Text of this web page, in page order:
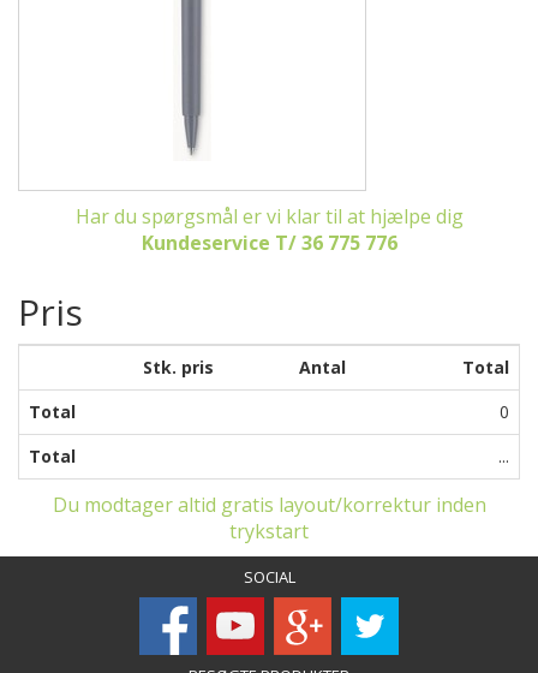
Har du spørgsmål er vi klar til at hjælpe dig
Kundeservice T/ 36 775 776
Pris
Stk. pris Antal
Total
Total
0
Total
...
Du modtager altid gratis layout/korrektur inden
trykstart
SOCIAL